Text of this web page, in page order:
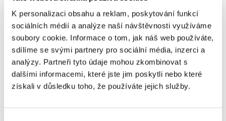
K personalizaci obsahu a reklam, poskytování funkcí
sociálních médií a analýze naší návštěvnosti využíváme
soubory cookie. Informace o tom, jak náš web používáte,
sdílíme se svými partnery pro sociální média, inzerci a
analýzy. Partneři tyto údaje mohou zkombinovat s
dalšími informacemi, které jste jim poskytli nebo které
získali v důsledku toho, že používáte jejich služby.
projektů města importujeme do databáze ArcGIS. Tuto
databázi poté doplňujeme o prostorovou informaci
jednotlivých projektů. Na lokalizaci projektů
spolupracujeme s jednotlivými odbory, pro něž jsme
v rámci zjednodušení a urychlení práce vytvořili v prostředí
ArcGIS Experience Builder jednoduchou miniaplikaci
pro editaci polygonů.
Předpokládáme, že práce v tomto testovacím režimu bude